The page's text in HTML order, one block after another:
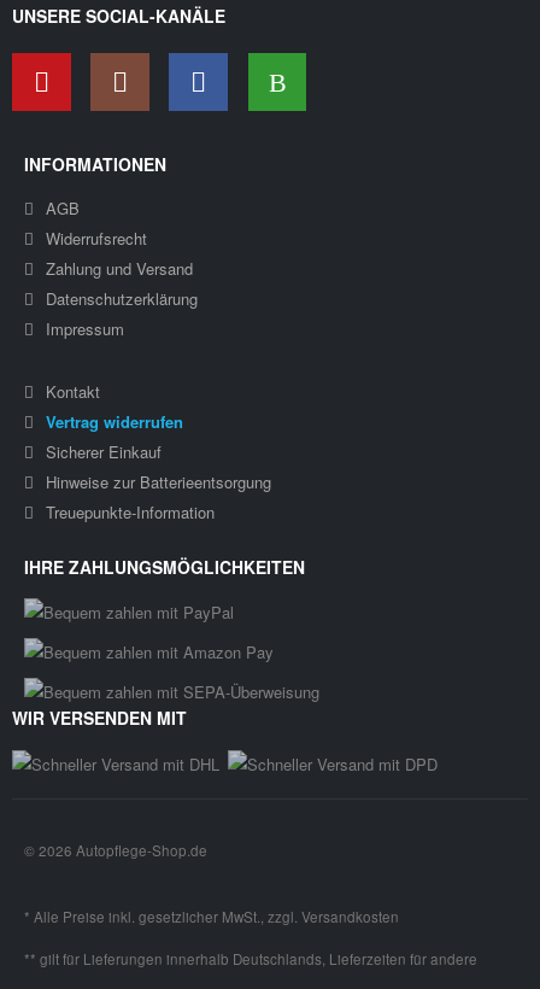
UNSERE SOCIAL-KANÄLE
INFORMATIONEN
AGB
Widerrufsrecht
Zahlung und Versand
Datenschutzerklärung
Impressum
Kontakt
Vertrag widerrufen
Sicherer Einkauf
Hinweise zur Batterieentsorgung
Treuepunkte-Information
IHRE ZAHLUNGSMÖGLICHKEITEN
WIR VERSENDEN MIT
* Alle Preise inkl. gesetzlicher MwSt., zzgl. Versandkosten
** gilt für Lieferungen innerhalb Deutschlands, Lieferzeiten für andere
© 2026 Autopflege-Shop.de